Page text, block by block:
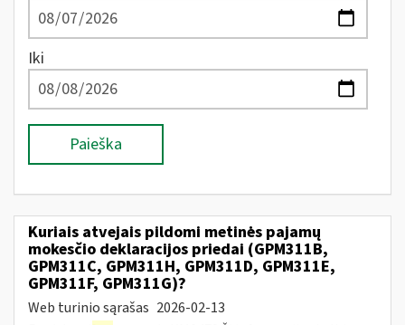
Iki
Paieška
Kuriais atvejais pildomi metinės pajamų
mokesčio deklaracijos priedai (GPM311B,
GPM311C, GPM311H, GPM311D, GPM311E,
GPM311F, GPM311G)?
Web turinio sąrašas 2026-02-13